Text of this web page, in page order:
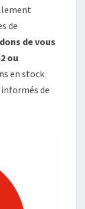
de
de vous
ou
en stock
de